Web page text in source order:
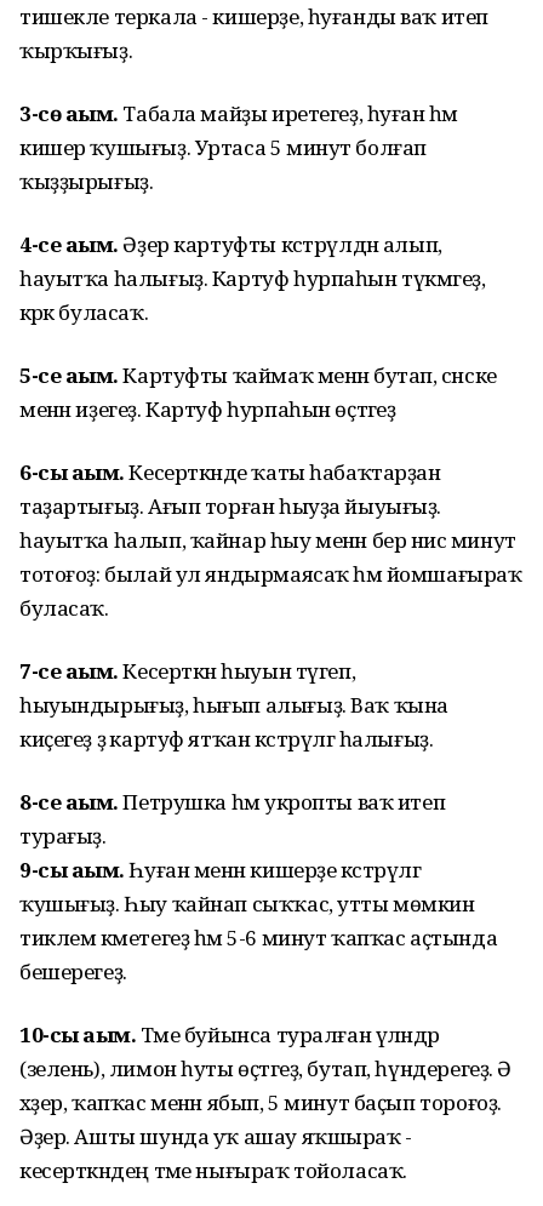
тишекле теркала - кишерҙе, һуғанды ваҡ итеп
ҡырҡығыҙ.
3-сө аҙым. Табала майҙы иретегеҙ, һуған һәм
кишер ҡушығыҙ. Уртаса 5 минут болғап
ҡыҙҙырығыҙ.
4-се аҙым. Әҙер картуфты кәстрүлдән алып,
һауытҡа һалығыҙ. Картуф һурпаһын түкмәгеҙ,
кәрәк буласаҡ.
5-се аҙым.Картуфты ҡаймаҡ менән бутап, сәнске
менән иҙегеҙ. Картуф һурпаһын өҫтәгеҙ
6-сы аҙым.Кесерткәнде ҡаты һабаҡтарҙан
таҙартығыҙ. Ағып торған һыуҙа йыуығыҙ.
һауытҡа һалып, ҡайнар һыу менән бер нисә минут
тотоғоҙ: былай ул яндырмаясаҡ һәм йомшағыраҡ
буласаҡ.
7-се аҙым.Кесерткән һыуын түгеп,
һыуындырығыҙ, һығып алығыҙ. Ваҡ ҡына
киҫегеҙ ҙә картуф ятҡан кәстрүлгә һалығыҙ.
8-се аҙым.Петрушка һәм укропты ваҡ итеп
турағыҙ.
9-сы аҙым.Һуған менән кишерҙе кәстрүлгә
ҡушығыҙ. Һыу ҡайнап сыҡҡас, утты мөмкин
тиклем кәметегеҙ һәм 5-6 минут ҡапҡас аҫтында
бешерегеҙ.
10-сы аҙым. Тәме буйынса туралған үләндәр
(зелень), лимон һуты өҫтәгеҙ, бутап, һүндерегеҙ. Ә
хәҙер, ҡапҡас менән ябып, 5 минут баҫып тороғоҙ.
Әҙер. Ашты шунда уҡ ашау яҡшыраҡ -
кесерткәндең тәме нығыраҡ тойоласаҡ.